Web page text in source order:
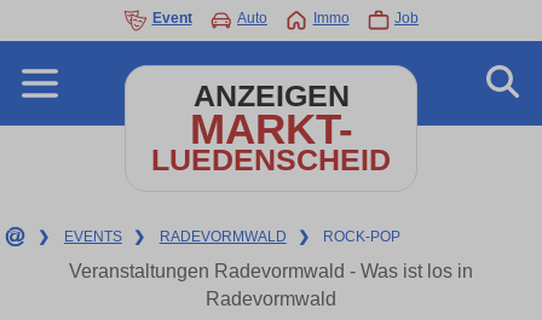
Event Auto Immo Job
ANZEIGEN
MARKT-
LUEDENSCHEID
❯ EVENTS ❯ RADEVORMWALD ❯ ROCK-POP
Veranstaltungen Radevormwald - Was ist los in
Radevormwald